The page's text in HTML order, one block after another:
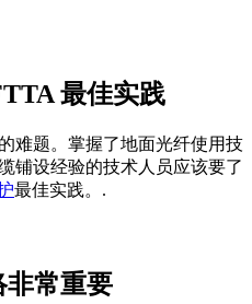
最佳实践
难题。掌握了地面光纤使用技
铺设经验的技术人员应该要了
最佳实践。.
非常重要